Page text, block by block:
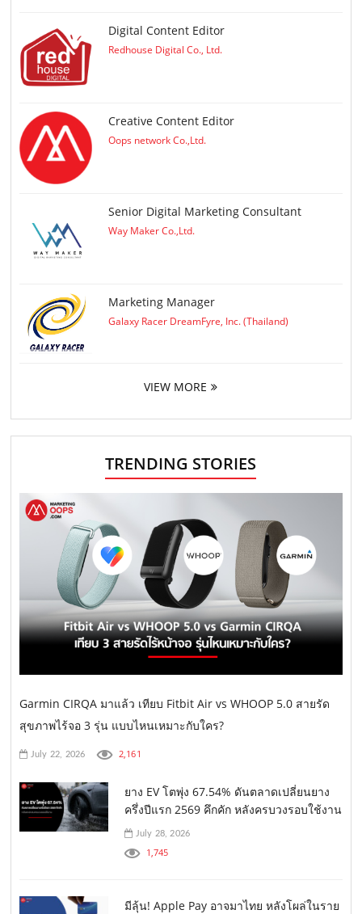
Digital Content Editor
Redhouse Digital Co., Ltd.
Creative Content Editor
Oops network Co.,Ltd.
Senior Digital Marketing Consultant
Way Maker Co.,Ltd.
Marketing Manager
Galaxy Racer DreamFyre, Inc. (Thailand)
VIEW MORE
TRENDING STORIES
Garmin CIRQA มาแล้ว เทียบ Fitbit Air vs WHOOP 5.0 สายรัด
สุขภาพไร้จอ 3 รุ่น แบบไหนเหมาะกับใคร?
July 22, 2026 2,161
ยาง EV โตพุ่ง 67.54% ดันตลาดเปลี่ยนยาง
ครึ่งปีแรก 2569 คึกคัก หลังครบวงรอบใช้งาน
July 28, 2026
1,745
มีลุ้น! Apple Pay อาจมาไทย หลังโผล่ในราย